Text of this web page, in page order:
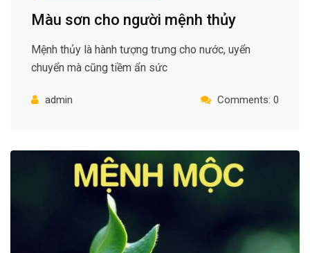
Màu sơn cho người mệnh thủy
Mệnh thủy là hành tượng trưng cho nước, uyển
chuyển mà cũng tiềm ẩn sức
admin Comments: 0